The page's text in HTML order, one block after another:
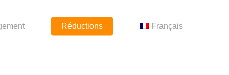
Réductions Français